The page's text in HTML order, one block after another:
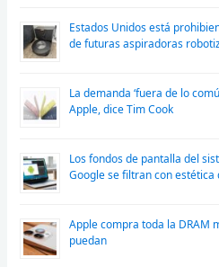
Estados Unidos está
de futuras aspiradoras
La demanda ‘fuera de lo
Apple, dice Tim Cook
Los fondos de pantalla del
Google se filtran con estética
Apple compra toda la DRAM
puedan